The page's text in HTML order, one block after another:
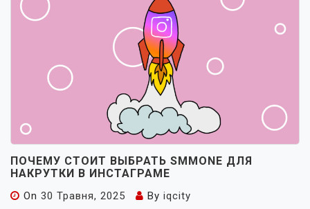
ПОЧЕМУ СТОИТ ВЫБРАТЬ SMMONE ДЛЯ
НАКРУТКИ В ИНСТАГРАМЕ
On 30 Травня, 2025 By iqcity